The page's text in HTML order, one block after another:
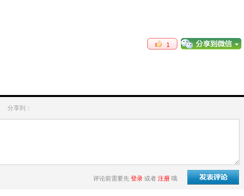
1
分享到：
评论前需要先 登录 或者 注册 哦